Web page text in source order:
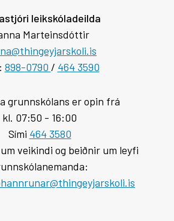
leikskóladeilda
Marteinsdóttir
898-0790 / 464 3590
grunnskólans er opin frá
kl. 07:50 - 16:00
Sími 464 3580
veikindi og beiðnir um leyfi